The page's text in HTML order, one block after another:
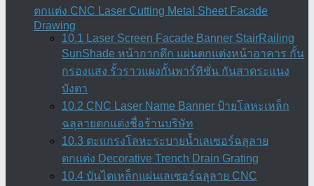
ตกแต่ง CNC Laser Cutting Metal Sheet Facade
Drawing
10.1 Laser Screen Facade Banner StairRailing
SunShade หน้ากากตึก แผ่นตกแต่งหน้าอาคาร กั้น
กรองแสง รั้วราวแผงกั้นพาร์ทิชั่น กันสาดระแนง
บังตา
10.2 CNC Laser Name Banner ป้ายโลหะเหล็ก
ฉลุลายตกแต่งชื่อร้านบริษัท
10.3 ตะแกรงโลหะระบายน้ำเลเซอร์ฉลุลาย
ตกแต่ง Decorative Trench Drain Grating
10.4 บันไดเหล็กแผ่นเลเซอร์ฉลุลาย CNC